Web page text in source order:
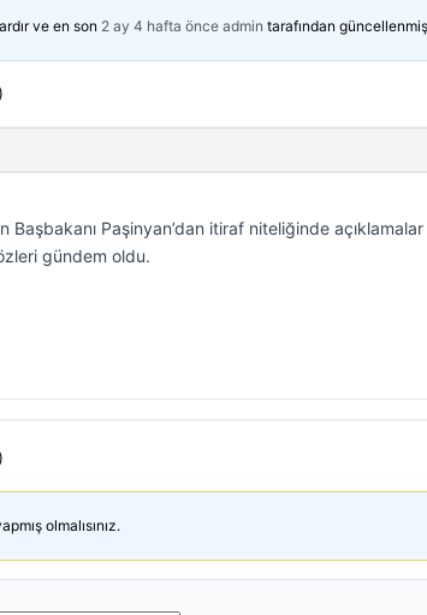
ve en son 2 ay 4 hafta önce admin tarafından
Başbakanı Paşinyan’dan itiraf niteliğinde
gündem oldu.
olmalısınız.